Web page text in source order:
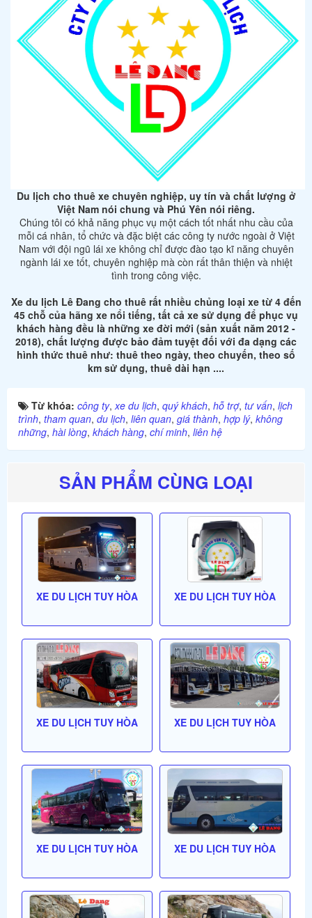
Du lịch cho thuê xe chuyên nghiệp, uy tín và chất lượng ở
Việt Nam nói chung và Phú Yên nói riêng.
Chúng tôi có khả năng phục vụ một cách tốt nhất nhu cầu của
mỗi cá nhân, tổ chức và đặc biệt các công ty nước ngoài ở Việt
Nam với đội ngũ lái xe không chỉ được đào tạo kĩ năng chuyên
ngành lái xe tốt, chuyên nghiệp mà còn rất thân thiện và nhiệt
tình trong công việc.
Xe du lịch Lê Đang cho thuê rất nhiều chủng loại xe từ 4 đến
45 chỗ của hãng xe nổi tiếng, tất cả xe sử dụng để phục vụ
khách hàng đều là những xe đời mới (sản xuất năm 2012 -
2018), chất lượng được bảo đảm tuyệt đối với đa dạng các
hình thức thuê như: thuê theo ngày, theo chuyến, theo số
km sử dụng, thuê dài hạn ....
Từ khóa: công ty, xe du lịch, quý khách, hỗ trợ, tư vấn, lịch
trình, tham quan, du lịch, liên quan, giá thành, hợp lý, không
những, hài lòng, khách hàng, chí minh, liên hệ
SẢN PHẨM CÙNG LOẠI
XE DU LỊCH TUY HÒA XE DU LỊCH TUY HÒA
XE DU LỊCH TUY HÒA XE DU LỊCH TUY HÒA
XE DU LỊCH TUY HÒA XE DU LỊCH TUY HÒA